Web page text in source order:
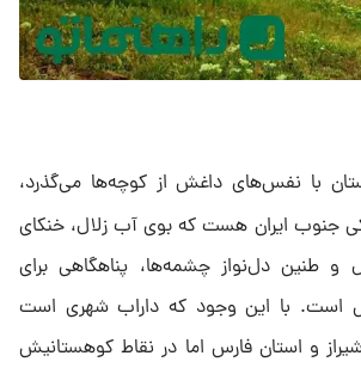
با نفس‌های داغش از کوچه‌ها می‌گذرد،
جنوب ایران هست که بوی آب زلال، خنکای
و طنین دل‌نواز چشمه‌ها، پناهگاهی برای
است. با این وجود که داراب شهری است
و استان فارس اما در نقاط کوهستانیش